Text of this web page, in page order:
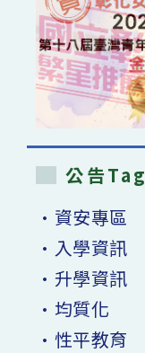
公告Tag
•資安專區
•入學資訊
•升學資訊
•均質化
•性平教育